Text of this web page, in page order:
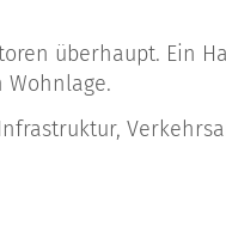
überhaupt. Ein